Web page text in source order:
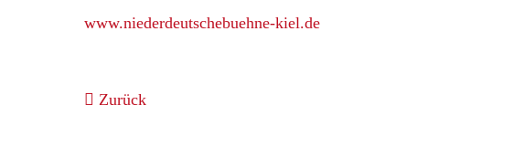
www.niederdeutschebuehne-kiel.de
Zurück